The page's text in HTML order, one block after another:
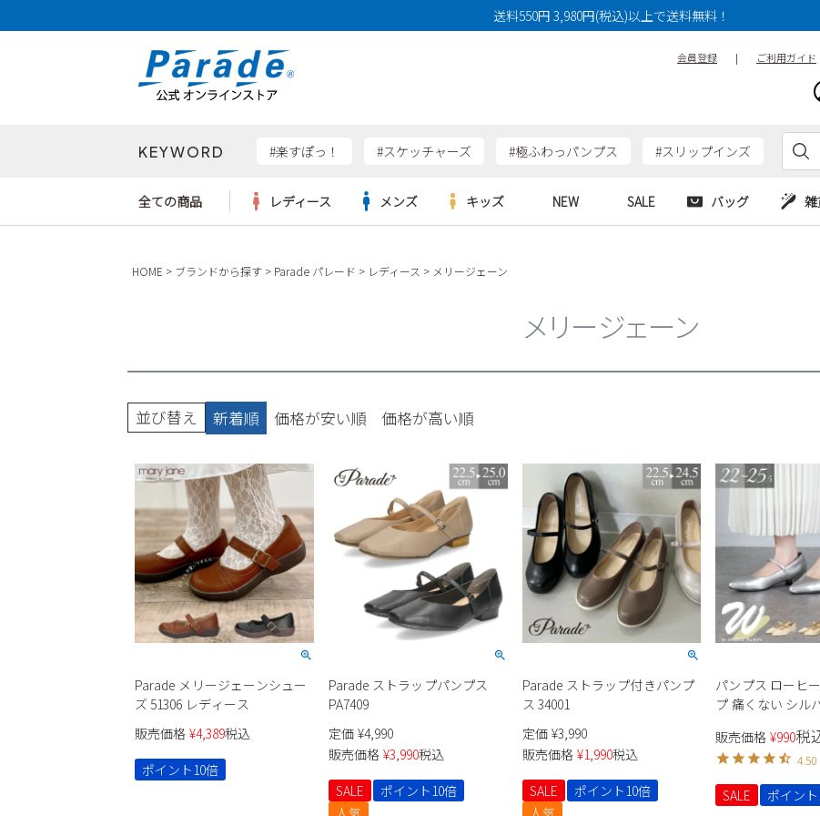
送料550円 3,980円(税込)以上で送料無料！
会員登録 | ご利用ガイド
KEYWORD #楽すぽっ！ #スケッチャーズ #極ふわっパンプス #スリップインズ
検索
全ての商品 レディース
サンダル
スニーカー
ローファー
カジュアルシューズ
ウェア
moz
new balance
メンズ
サンダル
ビジネス・ドレスシューズ
ローファー
カジュアルシューズ
ウェア
GAP
EDWIN
キッズ
サンダル
スクール
フォーマル
ブーツ
Parade
NEW
レディース新入荷
SALE
レディースSALE
バッグ
リュック
ビジネスバッグ
トートバッグ
ケア用品
HOME ブランドから探す Parade パレード レディース メリージェーン
メリージェーン
並び替え 新着順 価格が安い順 価格が高い順
Parade メリージェーンシュー
ズ 51306 レディース
販売価格 ¥4,389税込
ポイント10倍
Parade ストラップパンプス
PA7409
定価 ¥4,990
販売価格 ¥3,990税込
SALE
ポイント10倍
人気
Parade ストラップ付きパンプ
ス 34001
定価 ¥3,990
販売価格 ¥1,990税込
SALE
ポイント10倍
人気
パンプス ローヒ
プ 痛くない シル
レディース ポイン
ル2cm Parade
販売価格 ¥990税
4.50
SALE
ポイン